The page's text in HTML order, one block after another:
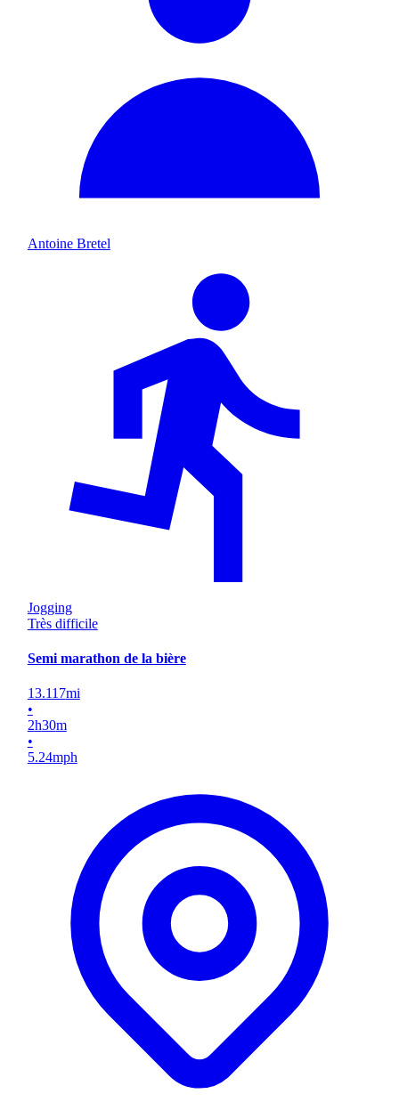
Antoine Bretel
Jogging
Très difficile
Semi marathon de la bière
13.117mi
•
2h30m
•
5.24mph